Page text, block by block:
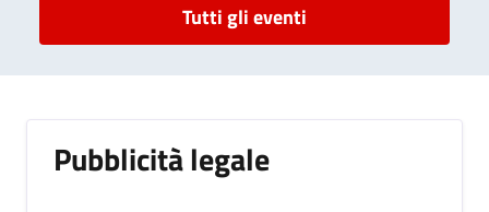
Tutti gli eventi
Pubblicità legale